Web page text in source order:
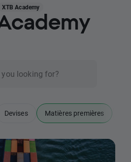
XTB Academy
Devises Matières premières